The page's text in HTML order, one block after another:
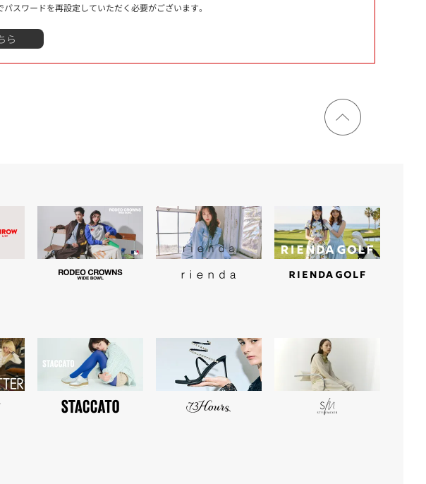
スワードを再設定していただく必要がございます。
ページ
トップ